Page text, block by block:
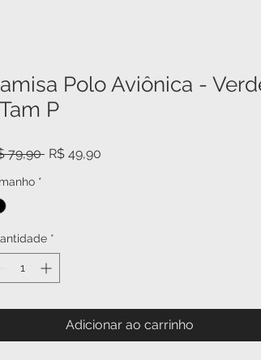
Polo Aviônica -
P
79,90 Preço
R$ 49,90
*
*
Adicionar ao carrinho